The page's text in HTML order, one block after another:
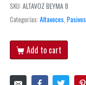
SKU: ALTAVOZ BEYMA 8
Categorías: Altavoces Pasivos
Add to cart